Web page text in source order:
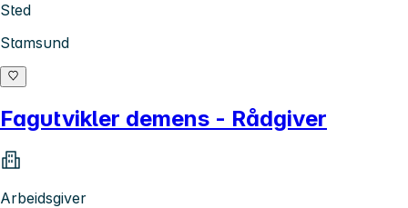
Sted
Stamsund
Fagutvikler demens - Rådgiver
Arbeidsgiver